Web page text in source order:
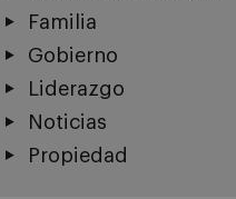
Familia
Gobierno
Liderazgo
Noticias
Propiedad